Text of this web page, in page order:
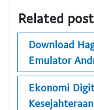
Related
Download
Emulator
Ekonomi